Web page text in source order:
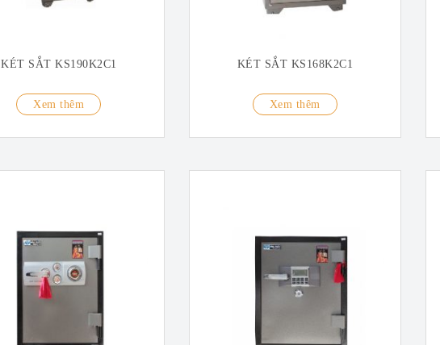
KÉT SẮT KS190K2C1
Xem thêm
KÉT SẮT KS168K2C1
Xem thêm